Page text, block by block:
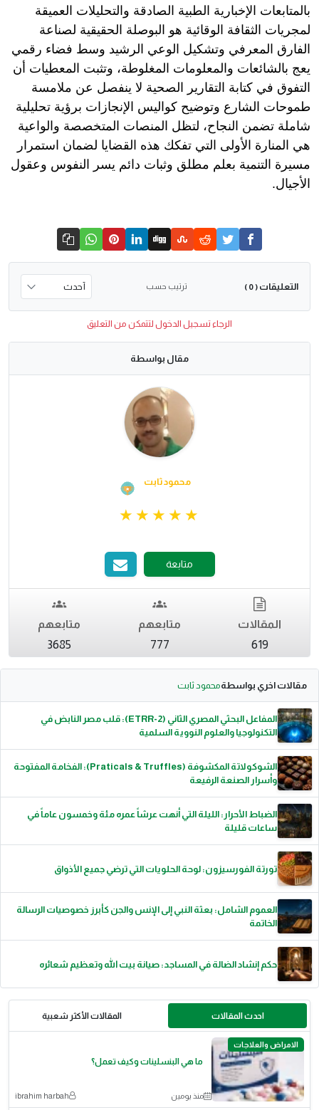
بالمتابعات الإخبارية الطبية الصادقة والتحليلات العميقة
لمجريات الثقافة الوقائية هو البوصلة الحقيقية لصناعة
الفارق المعرفي وتشكيل الوعي الرشيد وسط فضاء رقمي
يعج بالشائعات والمعلومات المغلوطة، وتثبت المعطيات أن
التفوق في كتابة التقارير الصحية لا ينفصل عن ملامسة
طموحات الشارع وتوضيح كواليس الإنجازات برؤية تحليلية
شاملة تضمن النجاح، لتظل المنصات المتخصصة والواعية
هي المنارة الأولى التي تفكك هذه القضايا لضمان استمرار
مسيرة التنمية بعلم مطلق وثبات دائم يسر النفوس وعقول
الأجيال.
التعليقات ( 0 ) ترتيب حسب
الرجاء تسجيل الدخول لتتمكن من التعليق
مقال بواسطة
محمود ثابت
متابعة
المقالات
619
متابعهم
777
متابعهم
3685
مقالات اخري بواسطةمحمود ثابت
المفاعل البحثي المصري الثاني (ETRR-2): قلب مصر النابض في
التكنولوجيا والعلوم النووية السلمية
الشوكولاتة المكشوفة (Praticals & Truffles): الفخامة المفتوحة
وأسرار الصنعة الرفيعة
الضباط الأحرار: الليلة التي أنهت عرشاً عمره مئة وخمسون عاماً في
ساعات قليلة
تورتة الفورسيزون: لوحة الحلويات التي ترضي جميع الأذواق
العموم الشامل: بعثة النبي إلى الإنس والجن كأبرز خصوصيات الرسالة
الخاتمة
حكم إنشاد الضالة في المساجد: صيانة بيت الله وتعظيم شعائره
احدث المقالات المقالات الأكثر شعبية
الامراض والعلاجات
ما هي البنسلينات وكيف تعمل؟
منذ يومين ibrahim harbah